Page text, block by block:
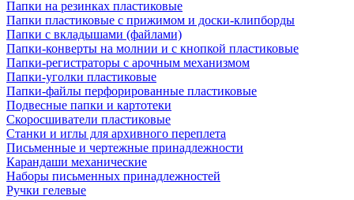
Папки на резинках пластиковые
Папки пластиковые с прижимом и доски-клипборды
Папки с вкладышами (файлами)
Папки-конверты на молнии и с кнопкой пластиковые
Папки-регистраторы с арочным механизмом
Папки-уголки пластиковые
Папки-файлы перфорированные пластиковые
Подвесные папки и картотеки
Скоросшиватели пластиковые
Станки и иглы для архивного переплета
Письменные и чертежные принадлежности
Карандаши механические
Наборы письменных принадлежностей
Ручки гелевые